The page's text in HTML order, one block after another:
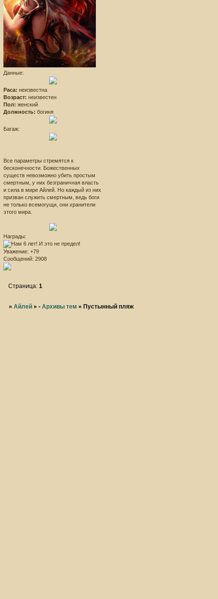
Данные:
Раса: неизвестна
Возраст: неизвестен
Пол: женский
Должность: богиня
Багаж:
Все параметры стремятся к
бесконечности. Божественных
существ невозможно убить простым
смертным, у них безграничная власть
и сила в мире Айлей. Но каждый из них
призван служить смертным, ведь боги
не только всемогущи, они хранители
этого мира.
Награды:
Уважение: +79
Сообщений: 2908
Страница:1
»Айлей »• Архивы тем » Пустынный пляж